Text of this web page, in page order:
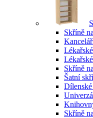
Skříně
Skříně
Šatní
Skříně